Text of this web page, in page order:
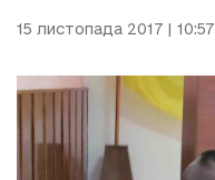
15 листопада 2017 | 10:57